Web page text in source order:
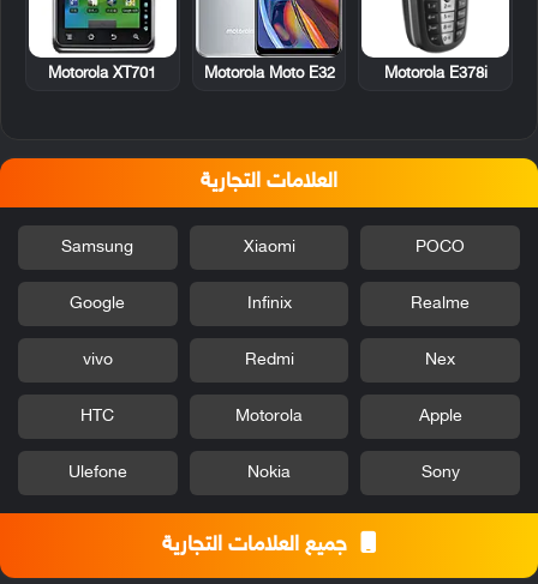
Motorola E378i
Motorola Moto E32
Motorola XT701
العلامات التجارية
POCO
Xiaomi
Samsung
Realme
Infinix
Google
Nex
Redmi
vivo
Apple
Motorola
HTC
Sony
Nokia
Ulefone
جميع العلامات التجارية